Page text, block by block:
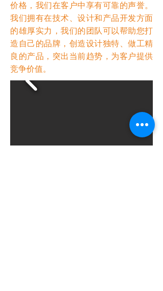
价格，我们在客户中享有可靠的声誉。
我们拥有在技术、设计和产品开发方面
的雄厚实力，我们的团队可以帮助您打
造自己的品牌，创造设计独特、做工精
良的产品，突出当前趋势，为客户提供
竞争价值。